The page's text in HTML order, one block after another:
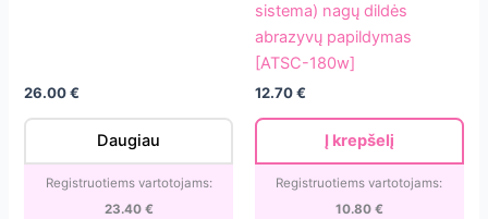
30-
26.00€
Daugiau
Registruotiems vartotojams:
23.40 €
užmaunamas
(papmam
sistema)
nagų
dildės
papildymas
sistema) nagų dildės
abrazyvų papildymas
[ATSC-180w]
12.70€
Į krepšelį
Registruotiems vartotojams:
10.80 €